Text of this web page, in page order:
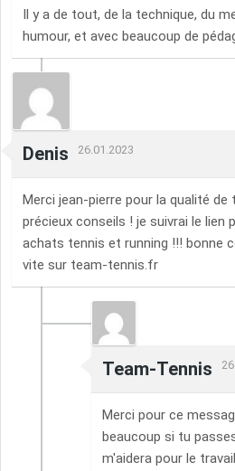
Il y a de tout, de la technique, du
humour, et avec beaucoup de
Denis 26.01.2023
Merci jean-pierre pour la qualité
précieux conseils ! je suivrai le lien
achats tennis et running !!! bonne
vite sur team-tennis.fr
Team-Tennis
Merci pour ce
beaucoup si tu
m'aidera pour le